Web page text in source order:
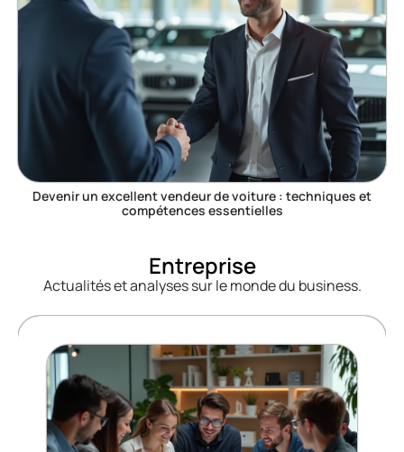
Devenir un excellent vendeur de voiture : techniques et
compétences essentielles
Entreprise
Actualités et analyses sur le monde du business.